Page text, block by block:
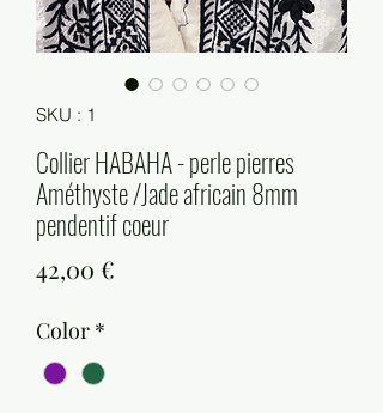
SKU : 1
Collier HABAHA - perle pierres
Améthyste /Jade africain 8mm
pendentif coeur
42,00 €
Color *